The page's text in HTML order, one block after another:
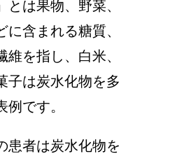
とは果物、野菜、
に含まれる糖質、
維を指し、白米、
子は炭水化物を多
例です。
患者は炭水化物を